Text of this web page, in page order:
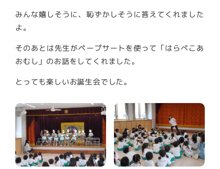
みんな嬉しそうに、恥ずかしそうに答えてくれました
よ。
そのあとは先生がペープサートを使って「はらぺこあ
おむし」のお話をしてくれました。
とっても楽しいお誕生会でした。